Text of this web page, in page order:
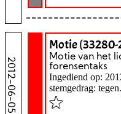
2012-06-05
Motie (33280-
Motie van het
forensentaks
Ingediend op:
stemgedrag: tegen.